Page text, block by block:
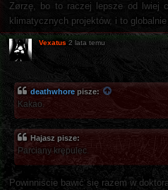
Zørzę, bo to raczej lepsze od lwiej
klimatycznych projektów, i to
Vexatus 2 lata temu
deathwhore pisze:
Kakao.
Hajasz pisze:
Parciany krępulec.
Powinniście bawić się razem w